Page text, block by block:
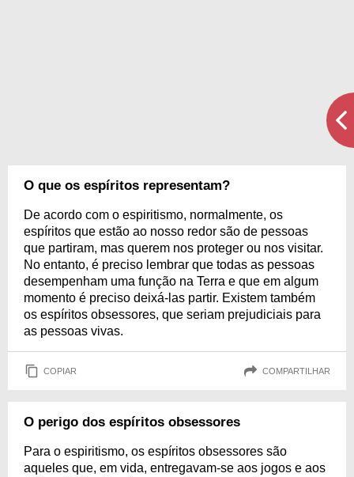
O que os espíritos representam?
De acordo com o espiritismo, normalmente, os
espíritos que estão ao nosso redor são de pessoas
que partiram, mas querem nos proteger ou nos visitar.
No entanto, é preciso lembrar que todas as pessoas
desempenham uma função na Terra e que em algum
momento é preciso deixá-las partir. Existem também
os espíritos obsessores, que seriam prejudiciais para
as pessoas vivas.
COPIAR COMPARTILHAR
O perigo dos espíritos obsessores
Para o espiritismo, os espíritos obsessores são
aqueles que, em vida, entregavam-se aos jogos e aos